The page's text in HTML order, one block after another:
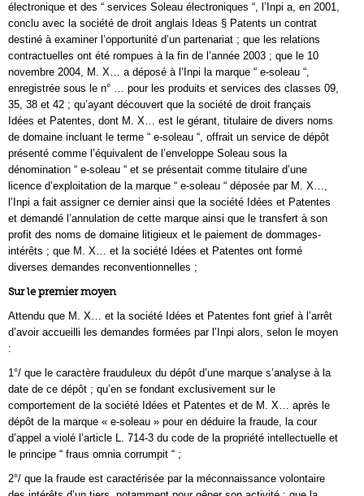
électronique et des “ services Soleau électroniques “, l’Inpi a, en 2001,
conclu avec la société de droit anglais Ideas § Patents un contrat
destiné à examiner l’opportunité d’un partenariat ; que les relations
contractuelles ont été rompues à la fin de l’année 2003 ; que le 10
novembre 2004, M. X… a déposé à l’Inpi la marque “ e-soleau “,
enregistrée sous le n° … pour les produits et services des classes 09,
35, 38 et 42 ; qu’ayant découvert que la société de droit français
Idées et Patentes, dont M. X… est le gérant, titulaire de divers noms
de domaine incluant le terme “ e-soleau “, offrait un service de dépôt
présenté comme l’équivalent de l’enveloppe Soleau sous la
dénomination “ e-soleau “ et se présentait comme titulaire d’une
licence d’exploitation de la marque “ e-soleau “ déposée par M. X…,
l’Inpi a fait assigner ce dernier ainsi que la société Idées et Patentes
et demandé l’annulation de cette marque ainsi que le transfert à son
profit des noms de domaine litigieux et le paiement de dommages-
intérêts ; que M. X… et la société Idées et Patentes ont formé
diverses demandes reconventionnelles ;
Sur le premier moyen
Attendu que M. X… et la société Idées et Patentes font grief à l’arrêt
d’avoir accueilli les demandes formées par l’Inpi alors, selon le moyen
:
1°/ que le caractère frauduleux du dépôt d’une marque s’analyse à la
date de ce dépôt ; qu’en se fondant exclusivement sur le
comportement de la société Idées et Patentes et de M. X… après le
dépôt de la marque « e-soleau » pour en déduire la fraude, la cour
d’appel a violé l’article L. 714-3 du code de la propriété intellectuelle et
le principe “ fraus omnia corrumpit “ ;
2°/ que la fraude est caractérisée par la méconnaissance volontaire